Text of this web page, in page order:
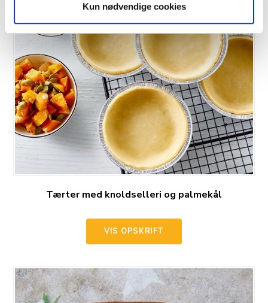
Kun nødvendige cookies
Tærter med knoldselleri og palmekål
VIS OPSKRIFT